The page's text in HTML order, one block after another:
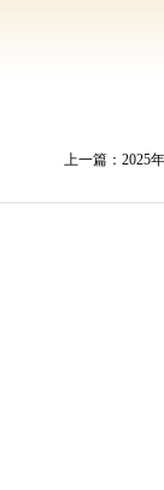
上一篇： 2025